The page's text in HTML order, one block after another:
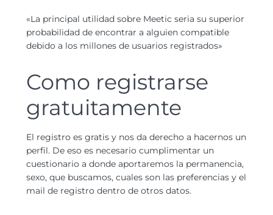
«La principal utilidad sobre Meetic seri­a su superior
probabilidad de encontrar a alguien compatible
debido a los millones de usuarios registrados»
Como registrarse
gratuitamente
El registro es gratis y nos da derecho a hacernos un
perfil. De eso es necesario cumplimentar un
cuestionario a donde aportaremos la permanencia,
sexo, que buscamos, cuales son las preferencias y el
mail de registro dentro de otros datos.